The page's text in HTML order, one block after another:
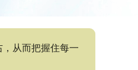
从而把握住每一